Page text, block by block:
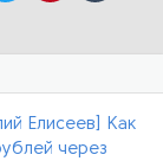
Елисеев] Как
через